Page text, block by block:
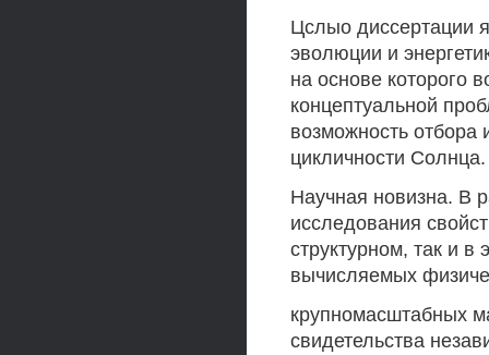
Цслыо диссертации
эволюции и
на основе которого
концептуальной
возможность отбора
цикличности Солнца.
Научная новизна. В
исследования
структурном, так и
вычисляемых
крупномасштабных
свидетельства